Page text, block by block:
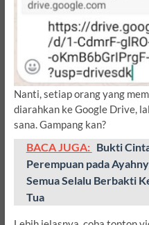
Nanti, setiap orang yang
diarahkan ke Google Drive,
sana. Gampang kan?
BACA JUGA: Bukti
Perempuan pada
Semua Selalu Berbakti
Tua